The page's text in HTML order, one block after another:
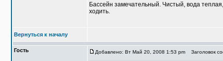
Бассейн замечательный. Чистый, вода
ходить.
Вернуться к началу
Гость Добавлено: Вт Май 20, 2008 1:53 pm Заголовок